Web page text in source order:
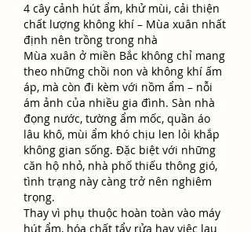
4 cây cảnh hút ẩm, khử mùi, cải thiện
chất lượng không khí – Mùa xuân nhất
định nên trồng trong nhà
Mùa xuân ở miền Bắc không chỉ mang
theo những chồi non và không khí ấm
áp, mà còn đi kèm với nồm ẩm – nỗi
ám ảnh của nhiều gia đình. Sàn nhà
đọng nước, tường ẩm mốc, quần áo
lâu khô, mùi ẩm khó chịu len lỏi khắp
không gian sống. Đặc biệt với những
căn hộ nhỏ, nhà phố thiếu thông gió,
tình trạng này càng trở nên nghiêm
trọng.
Thay vì phụ thuộc hoàn toàn vào máy
hút ẩm, hóa chất tẩy rửa hay việc lau